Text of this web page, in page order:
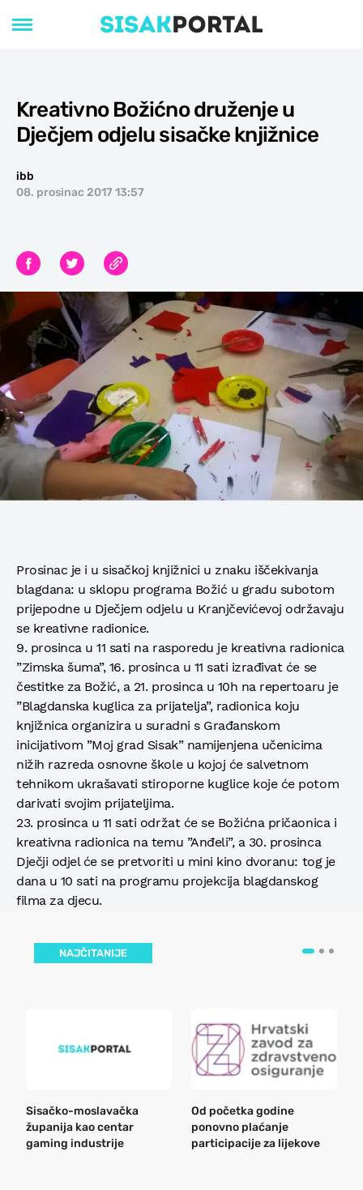
Kreativno Božićno druženje u
Dječjem odjelu sisačke knjižnice
ibb
08. prosinac 2017 13:57
Prosinac je i u sisačkoj knjižnici u znaku iščekivanja
blagdana: u sklopu programa Božić u gradu subotom
prijepodne u Dječjem odjelu u Kranjčevićevoj održavaju
se kreativne radionice.
9. prosinca u 11 sati na rasporedu je kreativna radionica
”Zimska šuma”, 16. prosinca u 11 sati izrađivat će se
čestitke za Božić, a 21. prosinca u 10h na repertoaru je
”Blagdanska kuglica za prijatelja”, radionica koju
knjižnica organizira u suradni s Građanskom
inicijativom ”Moj grad Sisak” namijenjena učenicima
nižih razreda osnovne škole u kojoj će salvetnom
tehnikom ukrašavati stiroporne kuglice koje će potom
darivati svojim prijateljima.
23. prosinca u 11 sati održat će se Božićna pričaonica i
kreativna radionica na temu ”Anđeli”, a 30. prosinca
Dječji odjel će se pretvoriti u mini kino dvoranu: tog je
dana u 10 sati na programu projekcija blagdanskog
filma za djecu.
NAJČITANIJE
Sisačko-moslavačka
županija kao centar
gaming industrije
Od početka godine
ponovno plaćanje
participacije za lijekove